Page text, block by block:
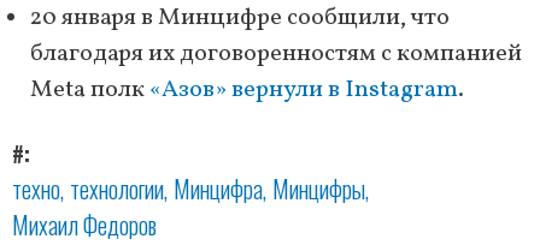
20 января в Минцифре сообщили, что
благодаря их договоренностям с компанией
Meta полк«Азов» вернули в Instagram.
#
техно технологии Минцифра Минцифры
Михаил Федоров